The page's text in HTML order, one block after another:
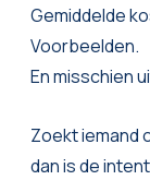
Gemiddelde
Voorbeelden.
En misschien
Zoekt iemand
dan is de